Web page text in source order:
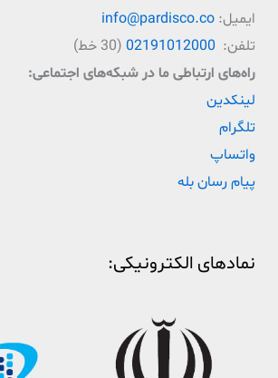
ایمیل: info@pardisco.co
تلفن: 02191012000 (30 خط)
راه‌‌های ارتباطی ما در شبکه‌های اجتماعی:
لینکدین
تلگرام
واتساپ
پیام رسان بله
نمادهای الکترونیکی: